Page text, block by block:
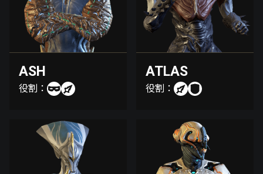
ASH
役割：
ATLAS
役割：